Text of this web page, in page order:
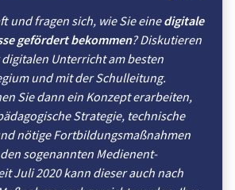
und fragen sich, wie Sie einedigitale
gefördert bekommen? Diskutieren
Unterricht am besten
und mit der Schul­leitung.
Sie dann ein Konzept erarbeiten,
Strategie, technische
nötige Fortbildungs­maßnahmen
sogenannten Medien­ent­
Juli 2020 kann dieser auch nach